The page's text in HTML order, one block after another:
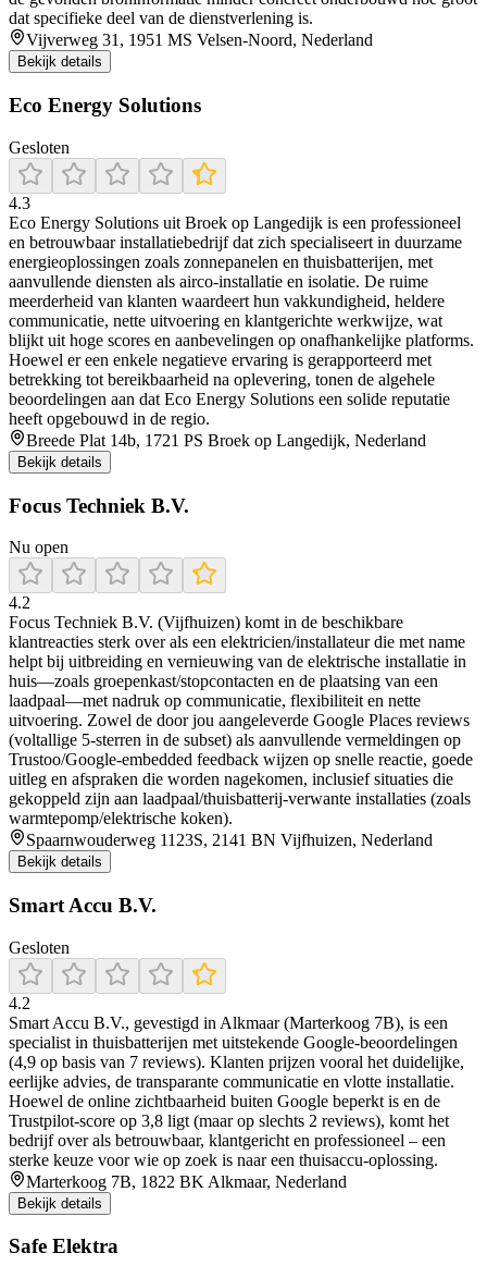
dat specifieke deel van de dienstverlening is.
Vijverweg 31, 1951 MS Velsen-Noord, Nederland
Bekijk details
Eco Energy Solutions
Gesloten
4.3
Eco Energy Solutions uit Broek op Langedijk is een professioneel
en betrouwbaar installatiebedrijf dat zich specialiseert in duurzame
energieoplossingen zoals zonnepanelen en thuisbatterijen, met
aanvullende diensten als airco-installatie en isolatie. De ruime
meerderheid van klanten waardeert hun vakkundigheid, heldere
communicatie, nette uitvoering en klantgerichte werkwijze, wat
blijkt uit hoge scores en aanbevelingen op onafhankelijke platforms.
Hoewel er een enkele negatieve ervaring is gerapporteerd met
betrekking tot bereikbaarheid na oplevering, tonen de algehele
beoordelingen aan dat Eco Energy Solutions een solide reputatie
heeft opgebouwd in de regio.
Breede Plat 14b, 1721 PS Broek op Langedijk, Nederland
Bekijk details
Focus Techniek B.V.
Nu open
4.2
Focus Techniek B.V. (Vijfhuizen) komt in de beschikbare
klantreacties sterk over als een elektricien/installateur die met name
helpt bij uitbreiding en vernieuwing van de elektrische installatie in
huis—zoals groepenkast/stopcontacten en de plaatsing van een
laadpaal—met nadruk op communicatie, flexibiliteit en nette
uitvoering. Zowel de door jou aangeleverde Google Places reviews
(voltallige 5-sterren in de subset) als aanvullende vermeldingen op
Trustoo/Google-embedded feedback wijzen op snelle reactie, goede
uitleg en afspraken die worden nagekomen, inclusief situaties die
gekoppeld zijn aan laadpaal/thuisbatterij-verwante installaties (zoals
warmtepomp/elektrische koken).
Spaarnwouderweg 1123S, 2141 BN Vijfhuizen, Nederland
Bekijk details
Smart Accu B.V.
Gesloten
4.2
Smart Accu B.V., gevestigd in Alkmaar (Marterkoog 7B), is een
specialist in thuisbatterijen met uitstekende Google-beoordelingen
(4,9 op basis van 7 reviews). Klanten prijzen vooral het duidelijke,
eerlijke advies, de transparante communicatie en vlotte installatie.
Hoewel de online zichtbaarheid buiten Google beperkt is en de
Trustpilot-score op 3,8 ligt (maar op slechts 2 reviews), komt het
bedrijf over als betrouwbaar, klantgericht en professioneel – een
sterke keuze voor wie op zoek is naar een thuisaccu-oplossing.
Marterkoog 7B, 1822 BK Alkmaar, Nederland
Bekijk details
Safe Elektra